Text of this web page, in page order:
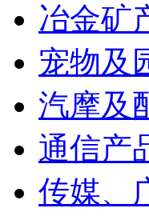
冶金矿
宠物及
汽摩及
通信产
传媒、